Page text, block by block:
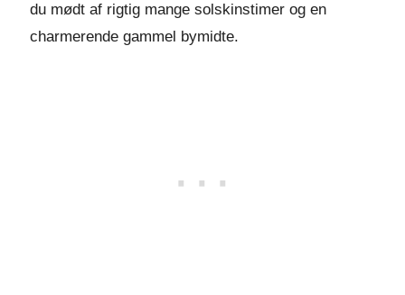
du mødt af rigtig mange solskinstimer og en
charmerende gammel bymidte.